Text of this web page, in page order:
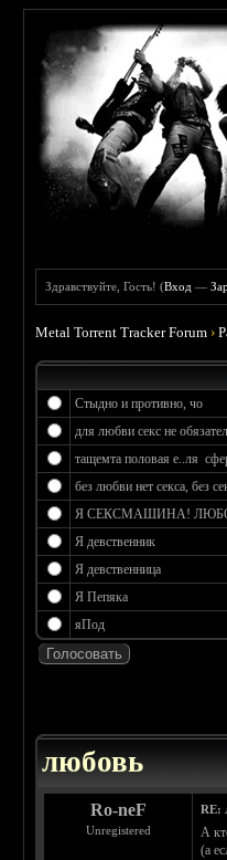
Здравствуйте, Гость! (Вход —
Metal Torrent Tracker Forum ›
Стыдно и противно, чо
для любви секс не
тащемта половая е..ля
без любви нет секса, без
Я СЕКСМАШИНА!
Я девственник
Я девственница
Я Пепяка
яПод
любовь
Ro-neF
Unregistered
RE:
А
(а